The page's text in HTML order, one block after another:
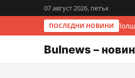
07 август 2026, петък
ПОСЛЕДНИ НОВИНИ
Италия и
Bulnews –